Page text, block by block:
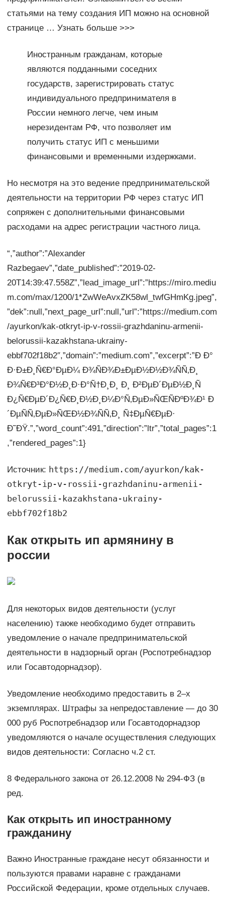
статьями на тему создания ИП можно на основной
странице … Узнать больше >>>
Иностранным гражданам, которые
являются подданными соседних
государств, зарегистрировать статус
индивидуального предпринимателя в
России немного легче, чем иным
нерезидентам РФ, что позволяет им
получить статус ИП с меньшими
финансовыми и временными издержками.
Но несмотря на это ведение предпринимательской
деятельности на территории РФ через статус ИП
сопряжен с дополнительными финансовыми
расходами на адрес регистрации частного лица.
“,”author”:”Alexander
Razbegaev”,”date_published”:”2019-02-
20T14:39:47.558Z”,”lead_image_url”:”https://miro.mediu
m.com/max/1200/1*ZwWeAvxZK58wl_twfGHmKg.jpeg”,
”dek”:null,”next_page_url”:null,”url”:”https://medium.com
/ayurkon/kak-otkryt-ip-v-rossii-grazhdaninu-armenii-
belorussii-kazakhstana-ukrainy-
ebbf702f18b2″,”domain”:”medium.com”,”excerpt”:”Ð Ð°
Ð·Ð±Ð¸Ñ€Ð°ÐµÐ¼ Ð¾ÑÐ¾Ð±ÐµÐ½Ð½Ð¾ÑÑ‚Ð¸
Ð¾Ñ€Ð³Ð°Ð½Ð¸Ð·Ð°Ñ†Ð¸Ð¸ Ð¸ Ð²ÐµÐ´ÐµÐ½Ð¸Ñ
Ð¿Ñ€ÐµÐ´Ð¿Ñ€Ð¸Ð½Ð¸Ð¼Ð°Ñ‚ÐµÐ»ÑŒÑÐºÐ¾Ð¹ Ð
´ÐµÑÑ‚ÐµÐ»ÑŒÐ½Ð¾ÑÑ‚Ð¸ Ñ‡ÐµÑ€ÐµÐ·
Ð˜ÐŸ.”,”word_count”:491,”direction”:”ltr”,”total_pages”:1
,”rendered_pages”:1}
Источник: https://medium.com/ayurkon/kak-
otkryt-ip-v-rossii-grazhdaninu-armenii-
belorussii-kazakhstana-ukrainy-
ebbf702f18b2
Как открыть ип армянину в
россии
Для некоторых видов деятельности (услуг
населению) также необходимо будет отправить
уведомление о начале предпринимательской
деятельности в надзорный орган (Роспотребнадзор
или Госавтодорнадзор).
Уведомление необходимо предоставить в 2–х
экземплярах. Штрафы за непредоставление — до 30
000 руб Роспотребнадзор или Госавтодорнадзор
уведомляются о начале осуществления следующих
видов деятельности: Согласно ч.2 ст.
8 Федерального закона от 26.12.2008 № 294-ФЗ (в
ред.
Как открыть ип иностранному
гражданину
Важно Иностранные граждане несут обязанности и
пользуются правами наравне с гражданами
Российской Федерации, кроме отдельных случаев.